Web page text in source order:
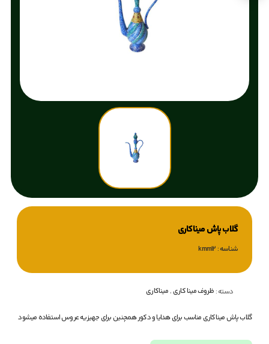
گلاب پاش میناکاری
شناسه : kmm12
دسته : ظروف مینا کاری,میناکاری
گلاب پاش میناکاری مناسب برای هدایا و دکور همچنین برای جهیزیه عروس استفاده میشود